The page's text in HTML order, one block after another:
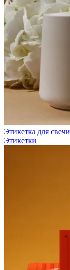
Этикетка для свечи
Этикетки